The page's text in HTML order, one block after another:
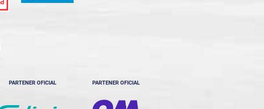
PARTENER OFICIAL PARTENER OFICIAL